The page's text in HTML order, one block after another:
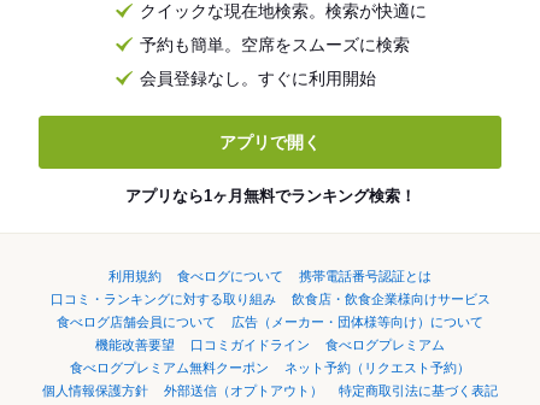
クイックな現在地検索。検索が快適に
予約も簡単。空席をスムーズに検索
会員登録なし。すぐに利用開始
アプリで開く
アプリなら1ヶ月無料でランキング検索！
利用規約 食べログについて
携帯電話番号認証とは
口コミ・ランキングに対する取り組み
飲食店・飲食企業様向けサービス
食べログ店舗会員について
広告（メーカー・団体様等向け）について
機能改善要望
口コミガイドライン
食べログプレミアム
食べログプレミアム無料クーポン
ネット予約（リクエスト予約）
個人情報保護方針
外部送信（オプトアウト）
特定商取引法に基づく表記